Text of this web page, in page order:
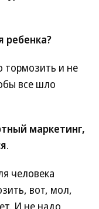
и не
все шло
маркетинг,
.
человека
вот, мол,
И не надо